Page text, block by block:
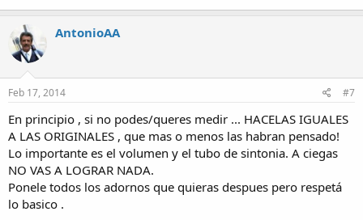
AntonioAA
Feb 17, 2014 #7
En principio , si no podes/queres medir ... HACELAS IGUALES
A LAS ORIGINALES , que mas o menos las habran pensado!
Lo importante es el volumen y el tubo de sintonia. A ciegas
NO VAS A LOGRAR NADA.
Ponele todos los adornos que quieras despues pero respetá
lo basico .